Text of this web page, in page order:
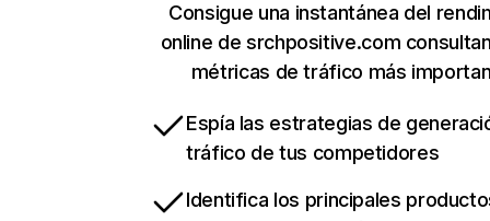
Consigue una instantánea del
online de srchpositive.com
métricas de tráfico más
Espía las estrategias de
tráfico de tus competidores
Identifica los principales